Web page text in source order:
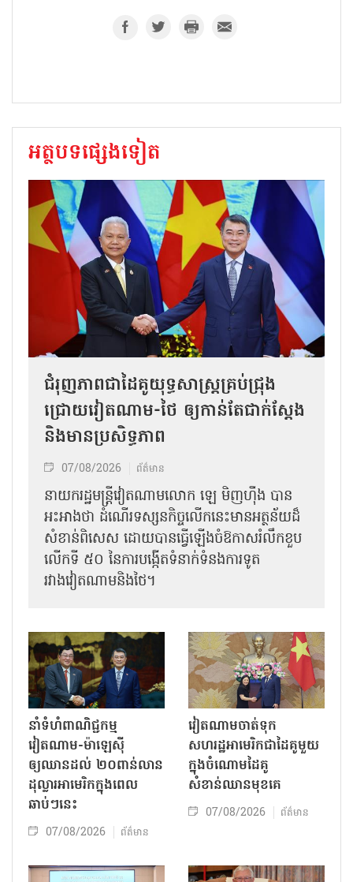
អត្ថបទផ្សេងទៀត
ជំរុញភាពជាដៃគូយុទ្ធសាស្ត្រគ្រប់ជ្រុង
ជ្រោយវៀតណាម-ថៃ ឲ្យកាន់តែជាក់ស្ដែង
និងមានប្រសិទ្ធភាព
07/08/2026 ព័ត៌មាន
នាយករដ្ឋមន្ត្រីវៀតណាមលោក ឡេ មិញហ៊ឹង បាន
អះអាងថា ដំណើរទស្សនកិច្ចលើកនេះមានអត្ថន័យដ៏
សំខាន់ពិសេស ដោយបានធ្វើឡើងចំឱកាសរំលឹកខួប
លើកទី ៥០ នៃការបង្កើតទំនាក់ទំនងការទូត
រវាងវៀតណាមនិងថៃ។
នាំទំហំពាណិជ្ជកម្ម
វៀតណាម-ម៉ាឡេស៊ី
ឲ្យឈានដល់ ២០ពាន់លាន
ដុល្លារអាមេរិកក្នុងពេល
ឆាប់ៗនេះ
07/08/2026 ព័ត៌មាន
វៀតណាមចាត់ទុក
សហរដ្ឋអាមេរិកជាដៃគូមួយ
ក្នុងចំណោមដៃគូ
សំខាន់ឈានមុខគេ
07/08/2026 ព័ត៌មាន